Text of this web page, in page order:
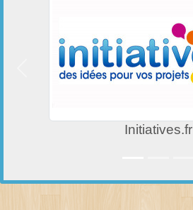
Initiatives.fr
Précedent